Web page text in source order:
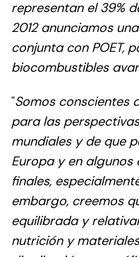
representan el 39%
2012 anunciamos
conjunta con POET,
biocombustibles
"Somos conscientes
para las
mundiales y de que
Europa y en
finales,
embargo, creemos
equilibrada y
nutrición y